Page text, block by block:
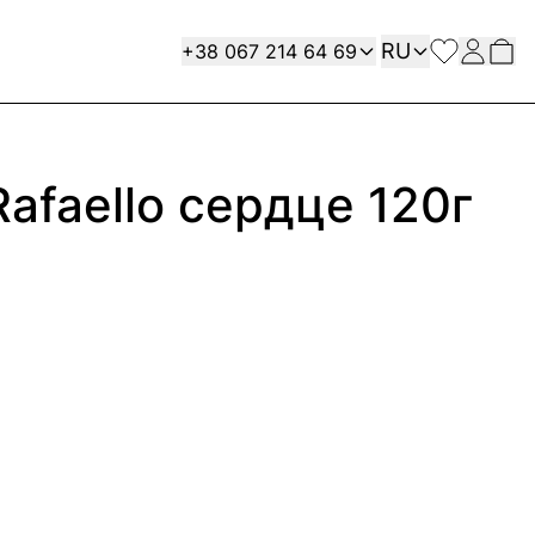
Contact
+38 067 214 64 69 Язык
RU
сердце 120г